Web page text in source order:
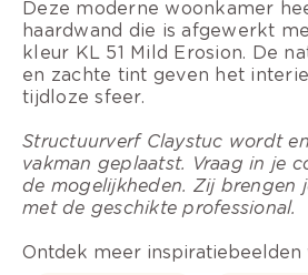
Deze moderne woonkamer
haardwand die is afgewerkt
kleur KL 51 Mild Erosion. De
en zachte tint geven het
tijdloze sfeer.
Structuurverf Claystuc wordt
vakman geplaatst. Vraag in je
de mogelijkheden. Zij brengen
met de geschikte professional.
Ontdek meer inspiratiebeelden